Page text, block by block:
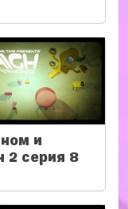
и
2 серия 8